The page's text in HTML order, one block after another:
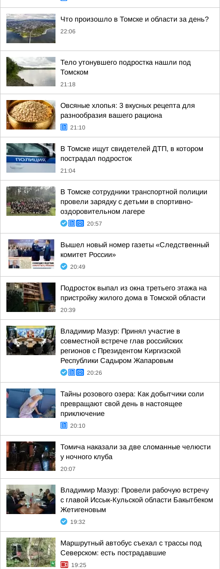
Что произошло в Томске и области за день?
22:06
Тело утонувшего подростка нашли под
Томском
21:18
Овсяные хлопья: 3 вкусных рецепта для
разнообразия вашего рациона
21:10
В Томске ищут свидетелей ДТП, в котором
пострадал подросток
21:04
В Томске сотрудники транспортной полиции
провели зарядку с детьми в спортивно-
оздоровительном лагере
20:57
Вышел новый номер газеты «Следственный
комитет России»
20:49
Подросток выпал из окна третьего этажа на
пристройку жилого дома в Томской области
20:39
Владимир Мазур: Принял участие в
совместной встрече глав российских
регионов с Президентом Киргизской
Республики Садыром Жапаровым
20:26
Тайны розового озера: Как добытчики соли
превращают свой день в настоящее
приключение
20:10
Томича наказали за две сломанные челюсти
у ночного клуба
20:07
Владимир Мазур: Провели рабочую встречу
с главой Иссык-Кульской области Бакытбеком
Жетигеновым
19:32
Маршрутный автобус съехал с трассы под
Северском: есть пострадавшие
19:25